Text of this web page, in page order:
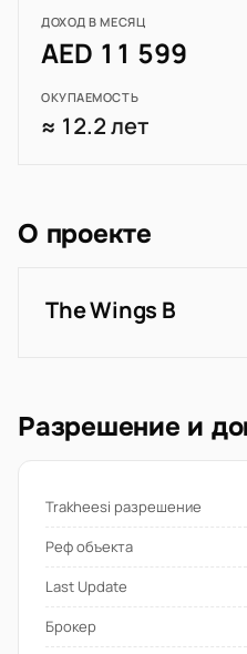
ДОХОД В МЕСЯЦ
AED 11 599
ОКУПАЕМОСТЬ
≈ 12.2 лет
О проекте
The Wings B
Разрешение и
Trakheesi разрешение
Реф объекта
Last Update
Брокер